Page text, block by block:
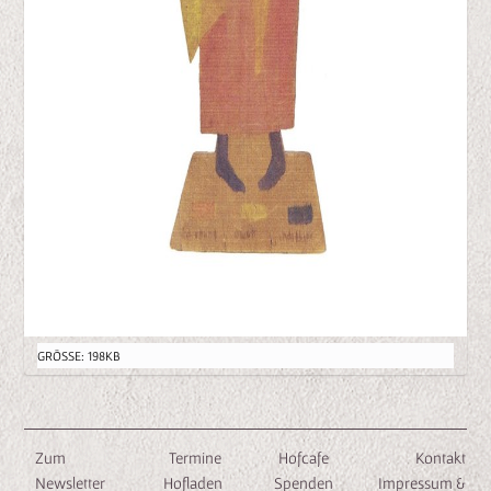
Z
E
G
E
B
GRÖSSE: 198KB
Zum
Newsletter
Termine
Hofladen
Hofcafe
Spenden
Kontakt
Impressum &